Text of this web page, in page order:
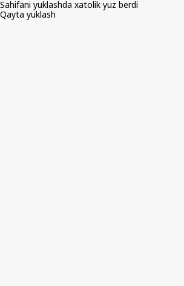
Sahifani yuklashda xatolik yuz berdi
Qayta yuklash